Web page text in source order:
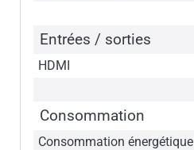
Entrées / sorties
HDMI
Consommation
Consommation énergétique